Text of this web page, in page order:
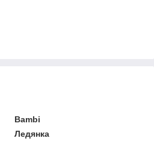
Bambi
Ледянка